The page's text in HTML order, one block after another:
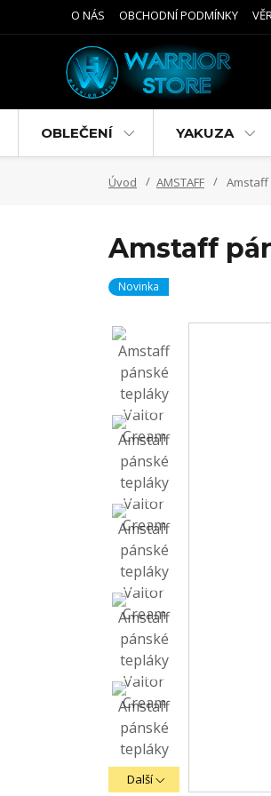
O NÁS OBCHODNÍ PODMÍNKY
OBLEČENÍ YAKUZA
Úvod AMSTAFF Amstaff
Amstaff
Novinka
Další